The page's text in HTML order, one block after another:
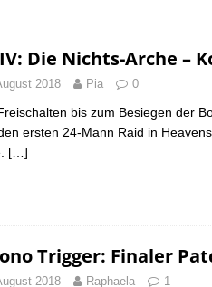
nördliche Kreszentia – Fork-Turm:
Die Nichts-Arche –
2018 Pia 0
bis zum Besiegen der
ersten 24-Mann Raid in
[…]
Trigger: Finaler
2018 Raphaela 1